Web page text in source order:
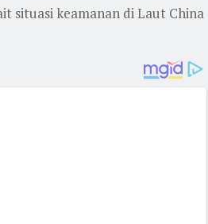
situasi keamanan di Laut China